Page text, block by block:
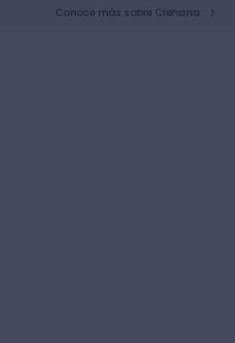
Conoce más sobre Crehana